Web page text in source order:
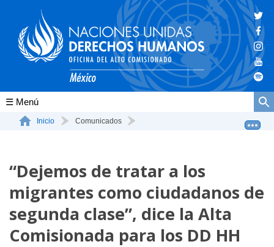
Conócenos
La ONU-DH en México
Vacantes ONU-DH México
ONU-DH en el tiempo
Inicio Comunicados
“Dejemos de tratar a los
migrantes como ciudadanos de
segunda clase”, dice la Alta
Comisionada para los DD HH